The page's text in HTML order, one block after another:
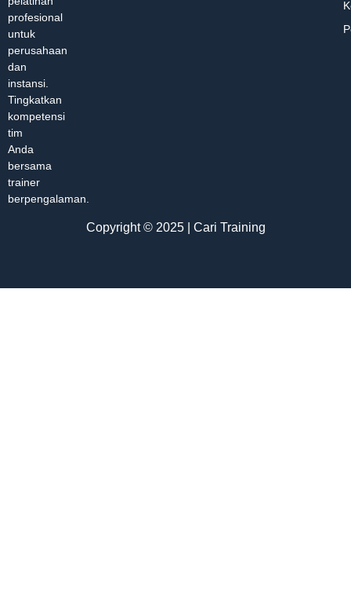
profesional
untuk
perusahaan
dan
instansi.
Tingkatkan
kompetensi
tim
Anda
bersama
trainer
berpengalaman.
Copyright © 2025 | Cari Training